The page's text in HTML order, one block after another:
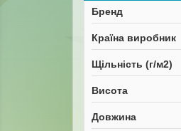
Бренд
Країна виробник
Щільність (г/м2)
Висота
Довжина